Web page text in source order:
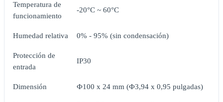
Temperatura de
funcionamiento
-20°C ~ 60°C
Humedad relativa 0% - 95% (sin condensación)
Protección de
entrada
IP30
Dimensión Ф100 x 24 mm (Ф3,94 x 0,95 pulgadas)